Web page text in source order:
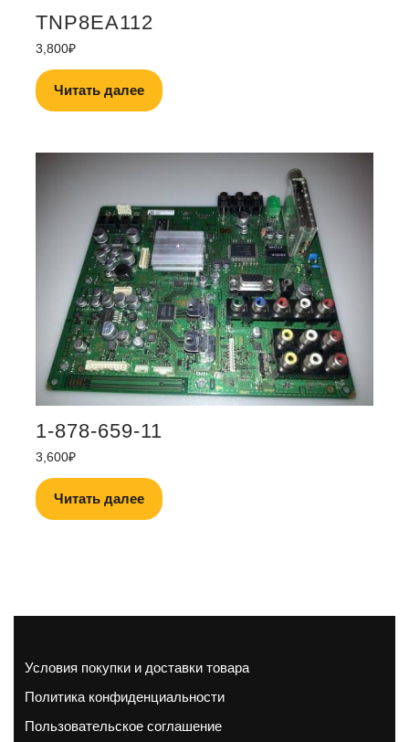
TNP8EA112
3,800₽
Читать далее
1-878-659-11
3,600₽
Читать далее
Условия покупки и доставки товара
Политика конфиденциальности
Пользовательское соглашение